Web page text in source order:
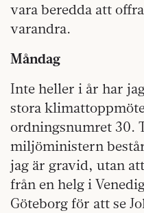
vara beredda att
varandra.
Måndag
Inte heller i år har
stora
ordningsnumret 30.
miljöministern
jag är gravid, utan
från en helg i
Göteborg för att se